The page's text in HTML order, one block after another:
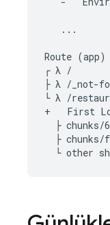
   ...
Route
┌ λ /
├ λ /
└ λ /
+   First
├ chunks/
├ chunks/